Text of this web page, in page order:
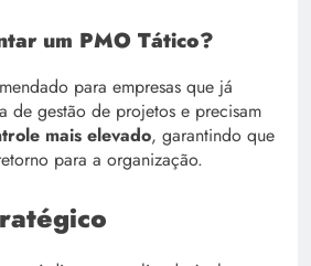
um PMO Tático?
para empresas que já
de gestão de projetos e precisam
mais elevado, garantindo que
para a organização.